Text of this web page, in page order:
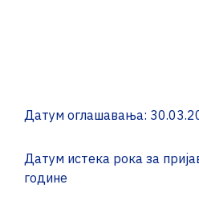
Датум оглашавања:
Датум истека рока за
године